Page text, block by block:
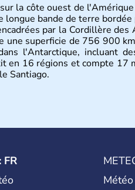
la côte ouest de
longue bande de terre
par la Cordillère
une superficie de 756 900
l'Antarctique, incluant
en 16 régions et compte 17
Santiago.
FR